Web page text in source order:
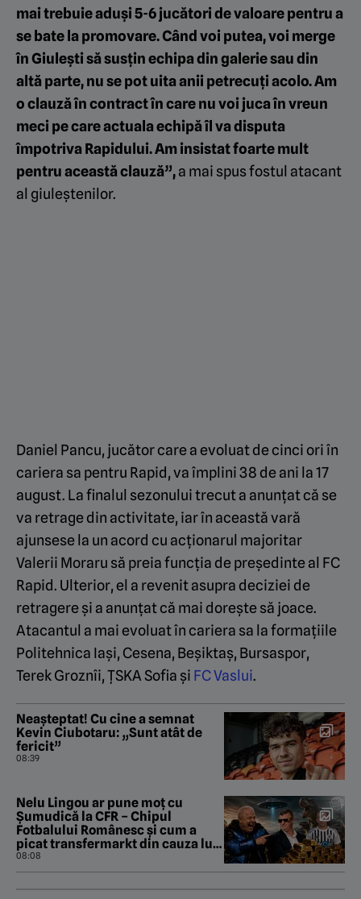
mai trebuie aduși 5-6 jucători de valoare pentru a
se bate la promovare. Când voi putea, voi merge
în Giulești să susțin echipa din galerie sau din
altă parte, nu se pot uita anii petrecuți acolo. Am
o clauză în contract în care nu voi juca în vreun
meci pe care actuala echipă îl va disputa
împotriva Rapidului. Am insistat foarte mult
pentru această clauză”,a mai spus fostul atacant
al giuleștenilor.
Daniel Pancu, jucător care a evoluat de cinci ori în
cariera sa pentru Rapid, va împlini 38 de ani la 17
august. La finalul sezonului trecut a anunțat că se
va retrage din activitate, iar în această vară
ajunsese la un acord cu acționarul majoritar
Valerii Moraru să preia funcția de președinte al FC
Rapid. Ulterior, el a revenit asupra deciziei de
retragere și a anunțat că mai dorește să joace.
Atacantul a mai evoluat în cariera sa la formațiile
Politehnica Iași, Cesena, Beșiktaș, Bursaspor,
Terek Groznîi, ȚSKA Sofia și FC Vaslui.
Neașteptat! Cu cine a semnat
Kevin Ciubotaru: „Sunt atât de
fericit”
08:39
Nelu Lingou ar pune moț cu
Șumudică la CFR – Chipul
Fotbalului Românesc și cum a
picat transfermarkt din cauza lui
Dan Nistor. „Pastila de la Manila”
cu Gabriel Berceanu
08:08